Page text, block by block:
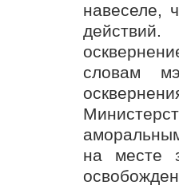
навеселе,
словам
на месте